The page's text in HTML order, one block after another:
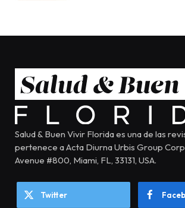
Salud & Buen Vivir Florida es una de las
pertenece a Acta Diurna Urbis Group
Avenue #800, Miami, FL, 33131, USA.
Twitter